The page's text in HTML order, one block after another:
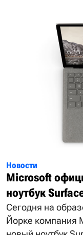
Новости
Microsoft
ноутбук
Сегодня на
Йорке компания